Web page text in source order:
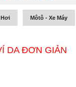
Hơi Môtô - Xe Máy
DA ĐƠN GIẢN